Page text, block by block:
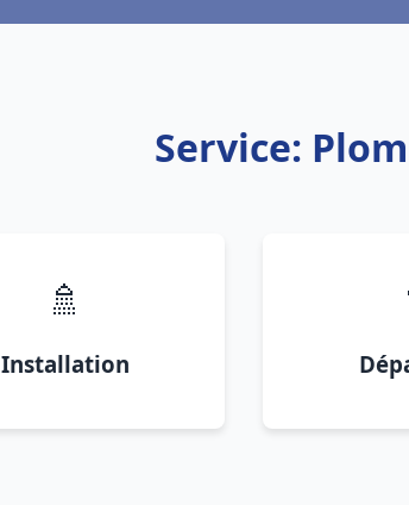
Service:
🚿
Installation